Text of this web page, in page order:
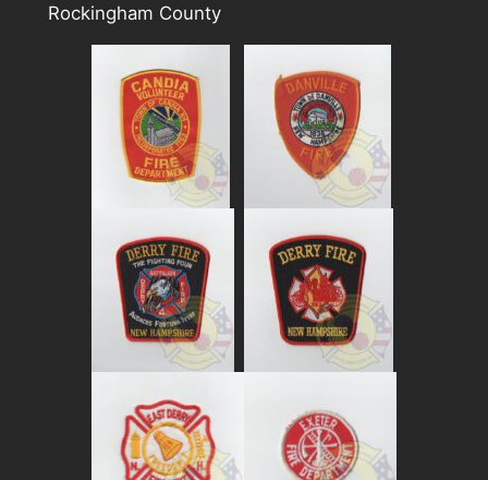
Rockingham County